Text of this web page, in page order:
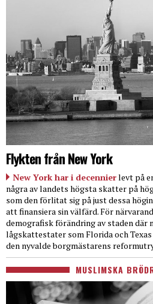
Flykten från New York
New York har i decennierlevt på
några av landets högsta skatter på
som den förlitat sig på just dessa
att finansiera sin välfärd. För
demografisk förändring av staden
lågskattestater som Florida och
den nyvalde borgmästarens
MUSLIMSKA